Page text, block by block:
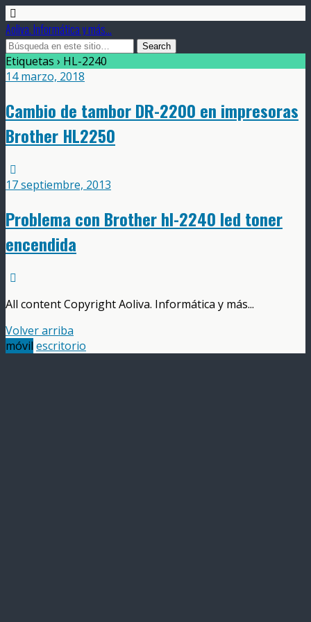
Aoliva. Informática y más...
Etiquetas › HL-2240
14 marzo, 2018
Cambio de tambor DR-2200 en impresoras
Brother HL2250
17 septiembre, 2013
Problema con Brother hl-2240 led toner
encendida
All content Copyright Aoliva. Informática y más...
Volver arriba
móvil escritorio